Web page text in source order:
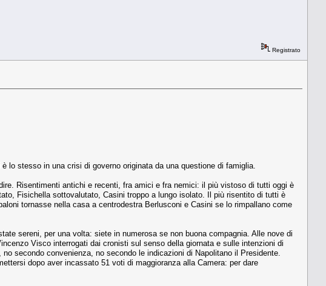
Registrato
lo stesso in una crisi di governo originata da una questione di famiglia.
Risentimenti antichi e recenti, fra amici e fra nemici: il più vistoso di tutti oggi è
Fisichella sottovalutato, Casini troppo a lungo isolato. Il più risentito di tutti è
tornasse nella casa a centrodestra Berlusconi e Casini se lo rimpallano come
sereni, per una volta: siete in numerosa se non buona compagnia. Alle nove di
Visco interrogati dai cronisti sul senso della giornata e sulle intenzioni di
secondo convenienza, no secondo le indicazioni di Napolitano il Presidente.
dopo aver incassato 51 voti di maggioranza alla Camera: per dare